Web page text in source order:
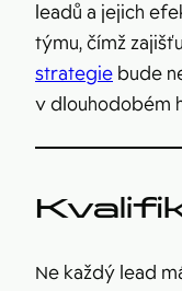
leadů a jejich
týmu, čímž
strategie bude
v dlouhodobém
Ne každý lead